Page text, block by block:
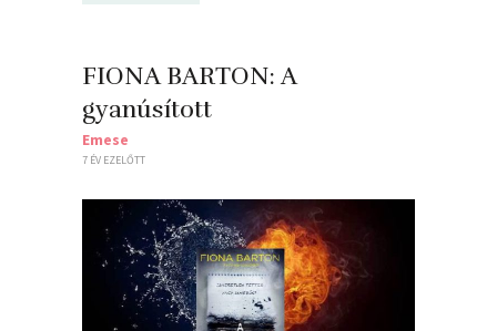
FIONA BARTON: A
gyanúsított
Emese
7 ÉV EZELŐTT